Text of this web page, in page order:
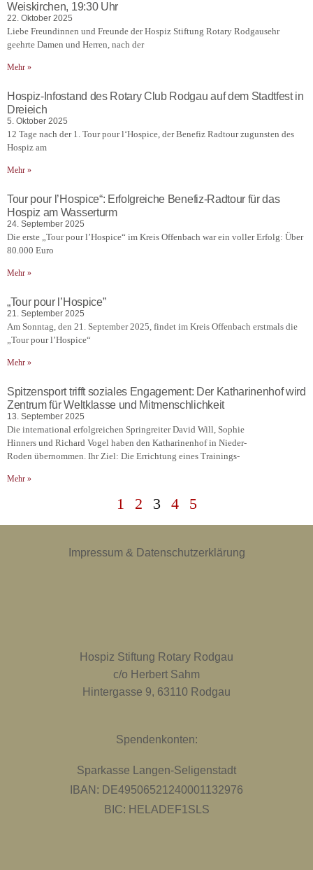
Weiskirchen, 19:30 Uhr
22. Oktober 2025
Liebe Freundinnen und Freunde der Hospiz Stiftung Rotary Rodgausehr
geehrte Damen und Herren, nach der
Mehr »
Hospiz-Infostand des Rotary Club Rodgau auf dem Stadtfest in
Dreieich
5. Oktober 2025
12 Tage nach der 1. Tour pour l‘Hospice, der Benefiz Radtour zugunsten des
Hospiz am
Mehr »
Tour pour l’Hospice“: Erfolgreiche Benefiz-Radtour für das
Hospiz am Wasserturm
24. September 2025
Die erste „Tour pour l’Hospice“ im Kreis Offenbach war ein voller Erfolg: Über
80.000 Euro
Mehr »
„Tour pour l’Hospice”
21. September 2025
Am Sonntag, den 21. September 2025, findet im Kreis Offenbach erstmals die
„Tour pour l’Hospice“
Mehr »
Spitzensport trifft soziales Engagement: Der Katharinenhof wird
Zentrum für Weltklasse und Mitmenschlichkeit
13. September 2025
Die international erfolgreichen Springreiter David Will, Sophie
Hinners und Richard Vogel haben den Katharinenhof in Nieder-
Roden übernommen. Ihr Ziel: Die Errichtung eines Trainings-
Mehr »
1 2 3 4 5
Impressum & Datenschutzerklärung
Hospiz Stiftung Rotary Rodgau
c/o Herbert Sahm
Hintergasse 9, 63110 Rodgau
Spendenkonten:
Sparkasse Langen-Seligenstadt
IBAN: DE49506521240001132976
BIC: HELADEF1SLS